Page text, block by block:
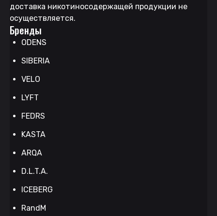
доставка никотиносодержащей продукции не
осуществляется.
Бренды
ODENS
SIBERIA
VELO
LYFT
FEDRS
KASTA
ARQA
D.L.T.A.
ICEBERG
RandM